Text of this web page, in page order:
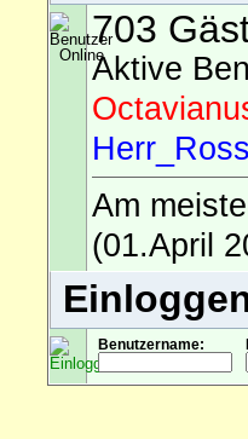
703
Aktive
Am
(01.April
Benutzername: